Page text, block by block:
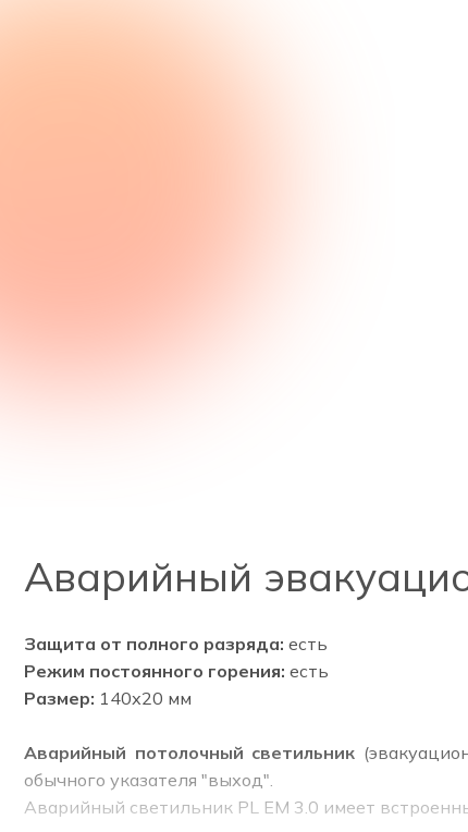
Аварийный
Защита от полного разряда: есть
Режим постоянного горения: есть
Размер: 140х20 мм
Аварийный потолочный светильник
обычного указателя "выход".
Аварийный светильник PL EM 3.0 имеет